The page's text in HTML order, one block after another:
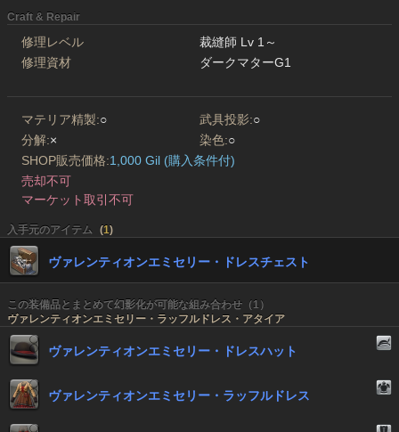
Craft & Repair
修理レベル
裁縫師 Lv 1～
修理資材
ダークマターG1
マテリア精製:○ 武具投影:○
分解:× 染色:○
SHOP販売価格:1,000 Gil (購入条件付)
売却不可
マーケット取引不可
入手元のアイテム (1)
ヴァレンティオンエミセリー・ドレスチェスト
この装備品とまとめて幻影化が可能な組み合わせ（1）
ヴァレンティオンエミセリー・ラッフルドレス・アタイア
ヴァレンティオンエミセリー・ドレスハット
ヴァレンティオンエミセリー・ラッフルドレス